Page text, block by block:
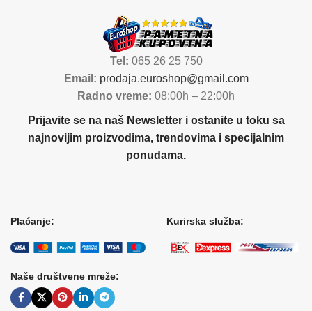
Tel: 065 26 25 750
Email: prodaja.euroshop@gmail.com
Radno vreme: 08:00h – 22:00h
Prijavite se na naš Newsletter i ostanite u toku sa
najnovijim proizvodima, trendovima i specijalnim
ponudama.
Plaćanje: Kurirska služba:
Naše društvene mreže: